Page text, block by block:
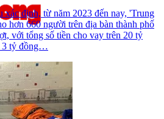
xác định, từ năm 2023 đến nay, 'Trung
hơn 660 người trên địa bàn thành phố
với tổng số tiền cho vay trên 20 tỷ
3 tỷ đồng…